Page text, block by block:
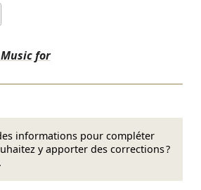
for
informations pour compléter
y apporter des corrections ?
.